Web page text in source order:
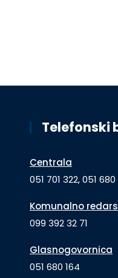
Telefonski
Centrala
051 701 322, 051 680
Komunalno
099 392 32 71
Glasnogovornica
051 680 164